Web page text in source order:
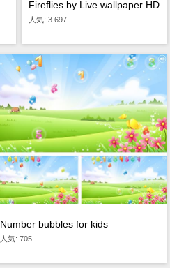
Fireflies by Live wallpaper HD
人気: 3 697
Number bubbles for kids
人気: 705